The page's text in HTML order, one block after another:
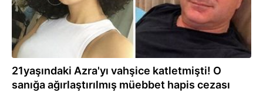
21yaşındaki Azra'yı vahşice katletmişti! O
sanığa ağırlaştırılmış müebbet hapis cezası